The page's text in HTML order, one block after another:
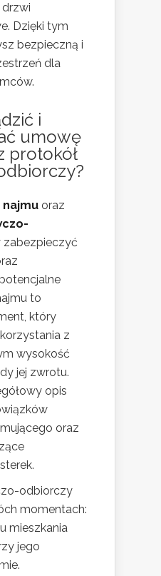
Dzięki tym
bezpieczną i
dla
i
umowę
protokół
najmu oraz
zabezpieczyć
to
który
z
wysokość
jej zwrotu.
opis
oraz
odbiorczy
momentach:
mieszkania
jego